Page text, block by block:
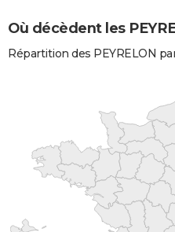
Où décèdent les
Répartition des PEYRELON